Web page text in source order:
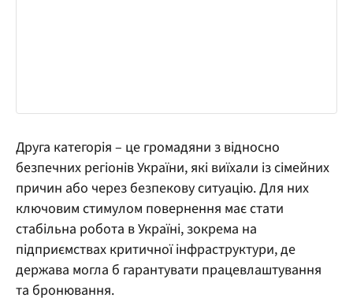
Друга категорія – це громадяни з відносно
безпечних регіонів України, які виїхали із сімейних
причин або через безпекову ситуацію. Для них
ключовим стимулом повернення має стати
стабільна робота в Україні, зокрема на
підприємствах критичної інфраструктури, де
держава могла б гарантувати працевлаштування
та бронювання.